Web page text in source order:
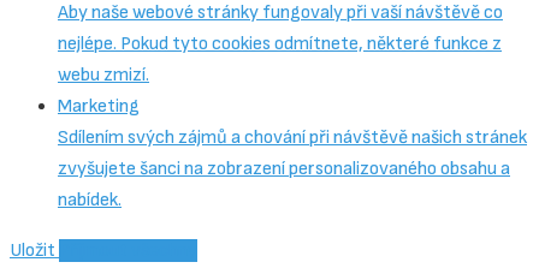
Aby naše webové stránky fungovaly při vaší návštěvě co
nejlépe. Pokud tyto cookies odmítnete, některé funkce z
webu zmizí.
Marketing
Sdílením svých zájmů a chování při návštěvě našich stránek
zvyšujete šanci na zobrazení personalizovaného obsahu a
nabídek.
Uložit